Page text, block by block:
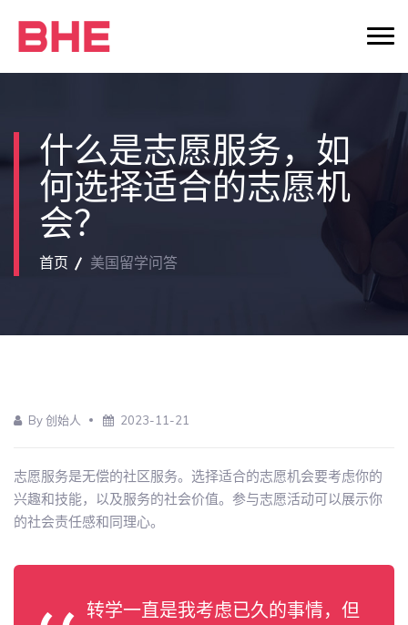
什么是志愿服务，如
何选择适合的志愿机
会？
首页 美国留学问答
By 创始人 2023-11-21
志愿服务是无偿的社区服务。选择适合的志愿机会要考虑你的
兴趣和技能，以及服务的社会价值。参与志愿活动可以展示你
的社会责任感和同理心。
转学一直是我考虑已久的事情，但